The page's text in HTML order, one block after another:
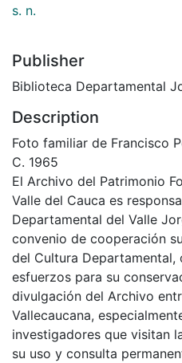
s. n.
Publisher
Biblioteca Departamental
Description
Foto familiar de Francisco
C. 1965
El Archivo del Patrimonio
Valle del Cauca es
Departamental del Valle
convenio de cooperación
del Cultura Departamental,
esfuerzos para su
divulgación del Archivo
Vallecaucana,
investigadores que visitan
su uso y consulta